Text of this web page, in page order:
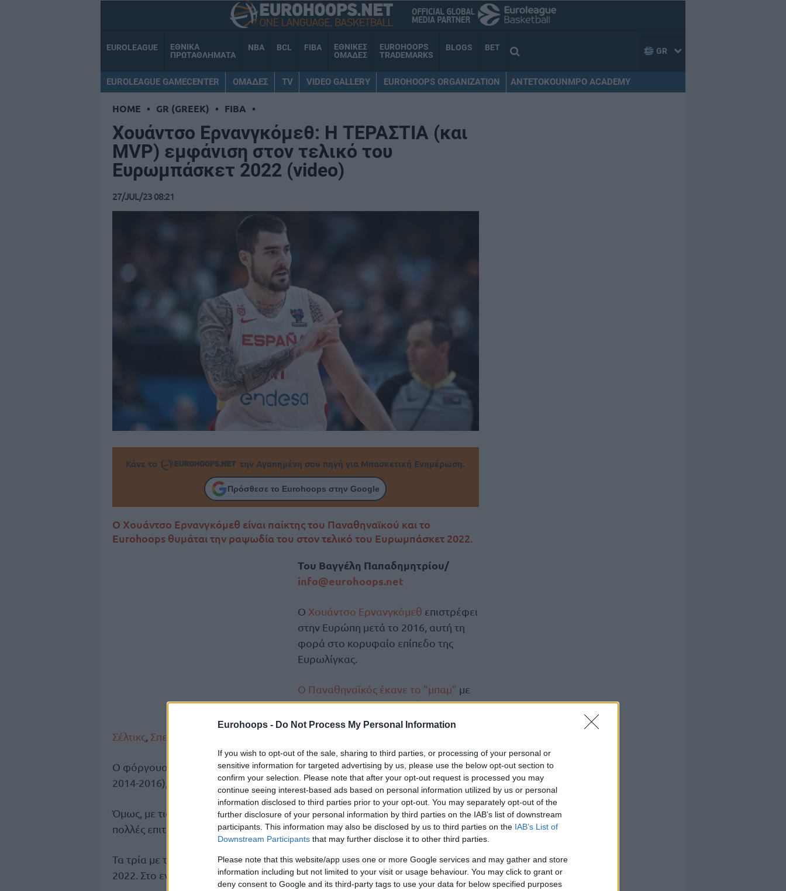
Eurohoops - Do Not Process My Personal Information
If you wish to opt-out of the sale, sharing to third parties, or processing of your personal or
sensitive information for targeted advertising by us, please use the below opt-out section to
confirm your selection. Please note that after your opt-out request is processed you may
continue seeing interest-based ads based on personal information utilized by us or personal
information disclosed to third parties prior to your opt-out. You may separately opt-out of the
further disclosure of your personal information by third parties on the IAB’s list of downstream
participants. This information may also be disclosed by us to third parties on the IAB’s List of
Downstream Participants that may further disclose it to other third parties.
Please note that this website/app uses one or more Google services and may gather and store
information including but not limited to your visit or usage behaviour. You may click to grant or
deny consent to Google and its third-party tags to use your data for below specified purposes
EUROLEAGUE
ΕΘΝΙΚΑ
ΠΡΩΤΑΘΛΗΜΑΤΑ
NBA BCL FIBA
ΕΘΝΙΚΕΣ
ΟΜΑΔΕΣ
EUROHOOPS
TRADEMARKS
BLOGS BET GR
EUROLEAGUE GAMECENTER ΟΜΑΔΕΣ TV VIDEO GALLERY EUROHOOPS ORGANIZATION ANTETOKOUNMPO ACADEMY
HOME • GR (GREEK) • FIBA •
Χουάντσο Ερνανγκόμεθ: Η ΤΕΡΑΣΤΙΑ (και
MVP) εμφάνιση στον τελικό του
Ευρωμπάσκετ 2022 (video)
27/JUL/23 08:21
Κάνε το την Αγαπημένη σου πηγή για Μπασκετική Ενημέρωση.
Πρόσθεσε το Eurohoops στην Google
Ο Χουάντσο Ερνανγκόμεθ είναι παίκτης του Παναθηναϊκού και το
Eurohoops θυμάται την ραψωδία του στον τελικό του Ευρωμπάσκετ 2022.
Του Βαγγέλη Παπαδημητρίου/
info@eurohoops.net
Ο Χουάντσο Ερνανγκόμεθ επιστρέφει
στην Ευρώπη μετά το 2016, αυτή τη
φορά στο κορυφαίο επίπεδο της
Ευρωλίγκας.
Ο Παναθηναϊκός έκανε το ”μπαμ” με
τον 27χρονο των 339 αγώνων στο
ΝΒΑ μεΝάγκετς,Τίμπεργουλβς,
Σέλτικς Σπερς
Ο φόργουορντ έχει περάσει μόλις δυο χρονιές στην Ευρώπη (Εστουντιάντες
2014-2016), όντας ο Καλύτερος Νέος Παίκτης της ACB (2016).
Όμως, με τις Εθνικές ομάδες της Ισπανίας έχει σημαντική παρουσία και
πολλές επιτυχίες. Έξι μετάλλια, για την ακρίβεια.
Τα τρία με την Ανδρών. Το πιο πρόσφατο είναι το χρυσό στο Ευρωμπάσκετ
2022. Στο εν λόγω τουρνουά, έβαλε την υπογραφή του.